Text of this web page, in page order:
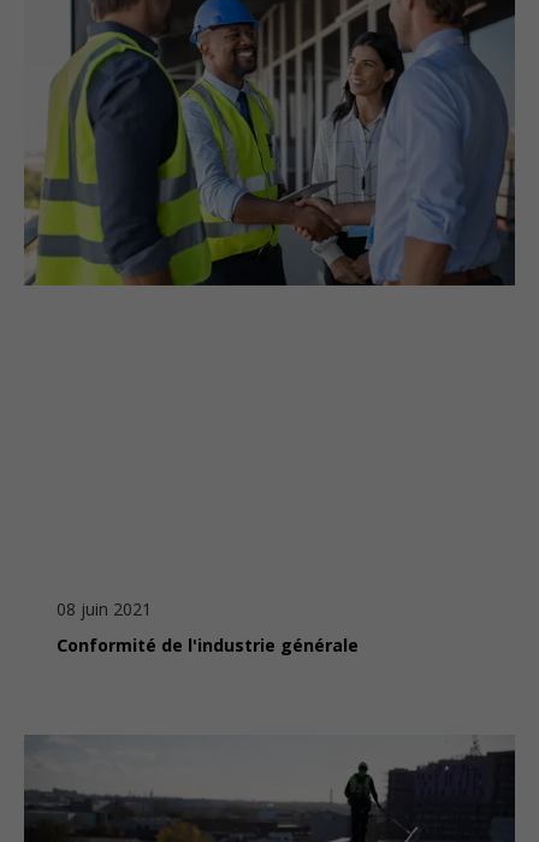
08 juin 2021
Conformité de l'industrie générale